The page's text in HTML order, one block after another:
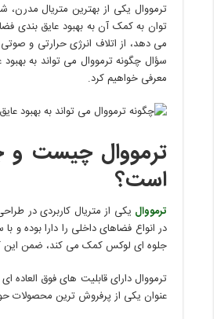
ترمووال یکی از بهترین متریال مدرن،
توان به کمک آن به بهبود عایق بندی
می دهد، از اتلاف انرژی حرارتی و
سؤال چگونه ترمووال می تواند به
معرفی خواهیم کرد.
ترمووال چیست و
است؟
ترمووال یکی از متریال کاربردی در
در انواع فضاهای داخلی را دارا بوده و
جلوه ای لوکس کمک می کند، ضمن این
ترمووال دارای قابلیت های فوق
عنوان یکی از پرفروش ترین محصولات